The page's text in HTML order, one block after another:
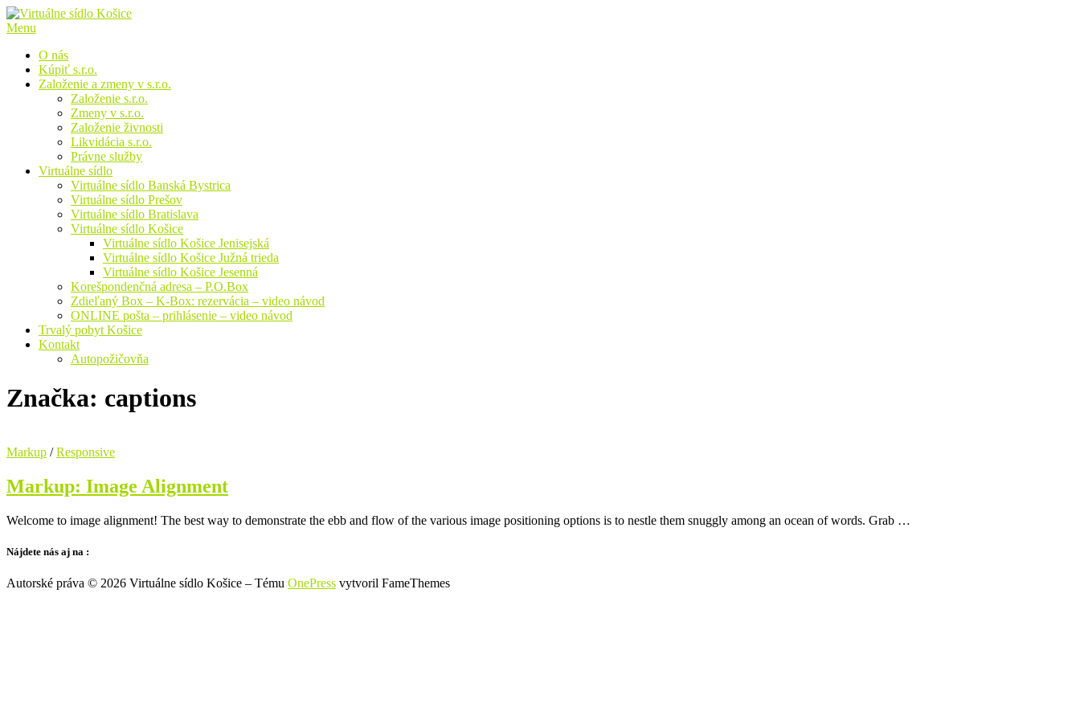
Prejsť
na
Menu
O nás
Kúpiť s.r.o.
Založenie a zmeny v s.r.o.
Založenie s.r.o.
Zmeny v s.r.o.
Založenie živnosti
Likvidácia s.r.o.
Právne služby
Virtuálne sídlo
Virtuálne sídlo Banská Bystrica
Virtuálne sídlo Prešov
Virtuálne sídlo Bratislava
Virtuálne sídlo Košice
Virtuálne sídlo Košice Jenisejská
Virtuálne sídlo Košice Južná trieda
Virtuálne sídlo Košice Jesenná
Korešpondenčná adresa – P.O.Box
Zdieľaný Box – K-Box: rezervácia – video návod
ONLINE pošta – prihlásenie – video návod
Trvalý pobyt Košice
Kontakt
Autopožičovňa
Značka: captions
Markup /Responsive
Markup: Image Alignment
Welcome to image alignment! The best way to demonstrate the ebb and flow of the various image positioning options is to nestle them snuggly among an ocean of words. Grab …
Nájdete nás aj na :
Autorské práva © 2026 Virtuálne sídlo Košice – Tému OnePress vytvoril FameThemes